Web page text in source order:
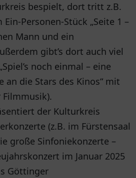
bespielt, dort tritt z.B.
Personen-Stück „Seite 1 –
Mann und ein
gibt’s dort auch viel
noch einmal – eine
an die Stars des Kinos“ mit
der Kulturkreis
(z.B. im Fürstensaal
große Sinfoniekonzerte –
im Januar 2025
Göttinger